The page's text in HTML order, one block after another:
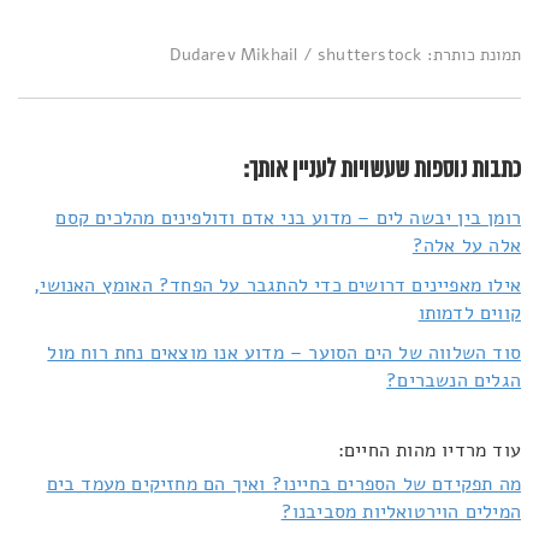
תמונת כותרת: Dudarev Mikhail / shutterstock
כתבות נוספות שעשויות לעניין אותך:
רומן בין יבשה לים – מדוע בני אדם ודולפינים מהלכים קסם
אלה על אלה?
אילו מאפיינים דרושים כדי להתגבר על הפחד? האומץ האנושי,
קווים לדמותו
סוד השלווה של הים הסוער – מדוע אנו מוצאים נחת רוח מול
הגלים הנשברים?
עוד מרדיו מהות החיים:
מה תפקידם של הספרים בחיינו? ואיך הם מחזיקים מעמד בים
המילים הוירטואליות מסביבנו?